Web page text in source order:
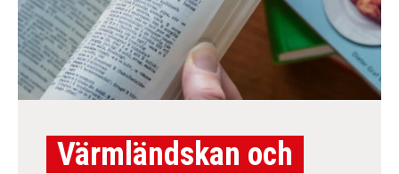
Värmländskan och